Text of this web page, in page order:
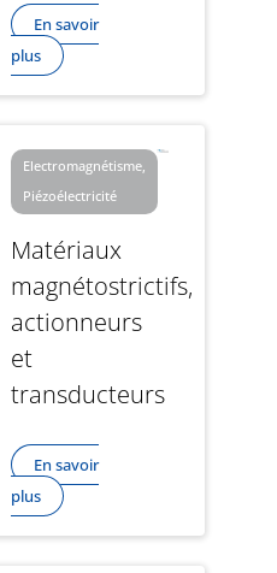
En savoir
plus
Electromagnétisme,
Piézoélectricité
Matériaux
magnétostrictifs,
actionneurs
et
transducteurs
En savoir
plus